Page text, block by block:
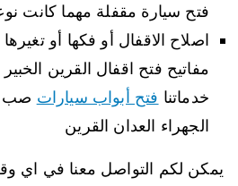
فتح سيارة مقفلة مهما كانت
اصلاح الاقفال أو فكها أو
مفاتيح فتح اقفال القرين
خدماتنا فتح أبواب سيارات صب
الجهراء العدان القرين
يمكن لكم التواصل معنا في اي